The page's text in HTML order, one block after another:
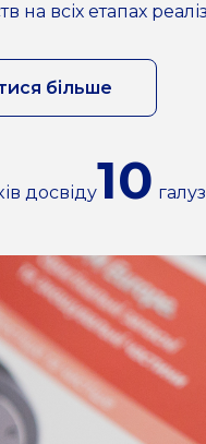
на всіх етапах
більше
досвіду10